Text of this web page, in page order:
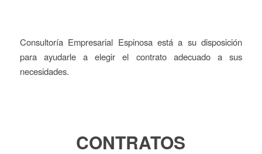
Consultoría Empresarial Espinosa está a su disposición
para ayudarle a elegir el contrato adecuado a sus
necesidades.
CONTRATOS